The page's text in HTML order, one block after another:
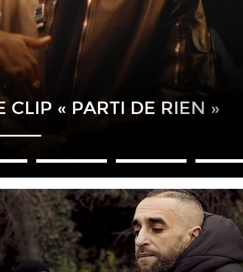
LE CLIP « 7/7 »